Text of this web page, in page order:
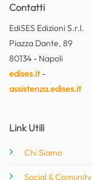
Contatti
EdiSES Edizioni S.r.l.
Piazza Dante, 89
80134 - Napoli
edises.it-
assistenza.edises.it
Link Utili
Chi Siamo
Social & Comunity